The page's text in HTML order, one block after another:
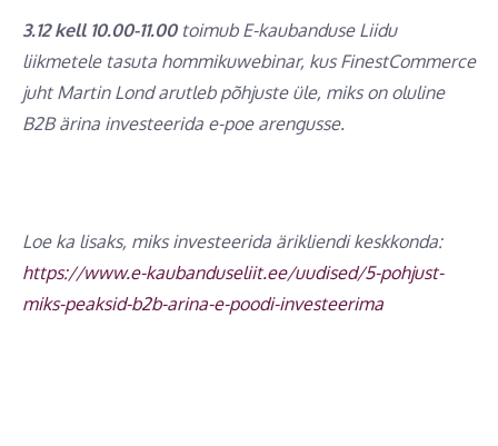
3.12 kell 10.00-11.00toimub E-kaubanduse Liidu
liikmetele tasuta hommikuwebinar, kus FinestCommerce
juht Martin Lond arutleb põhjuste üle, miks on oluline
B2B ärina investeerida e-poe arengusse.
Loe ka lisaks, miks investeerida ärikliendi keskkonda:
https://www.e-kaubanduseliit.ee/uudised/5-pohjust-
miks-peaksid-b2b-arina-e-poodi-investeerima